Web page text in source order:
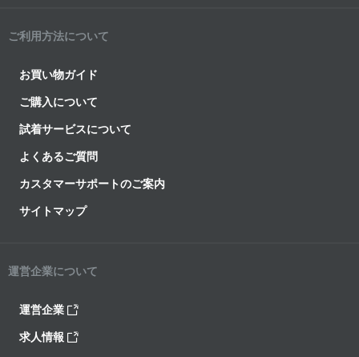
ご利用方法について
お買い物ガイド
ご購入について
試着サービスについて
よくあるご質問
カスタマーサポートのご案内
サイトマップ
運営企業について
運営企業
求人情報